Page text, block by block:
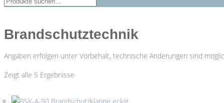
Brandschutztechnik
Angaben erfolgen unter Vorbehalt, technische Änderungen sind
Zeigt alle 5 Ergebnisse